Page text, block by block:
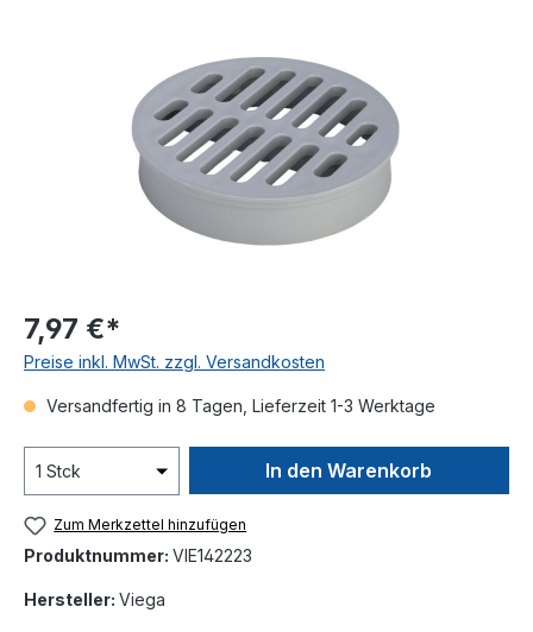
7,97 €*
Preise inkl. MwSt. zzgl. Versandkosten
Versandfertig in 8 Tagen, Lieferzeit 1-3 Werktage
In den Warenkorb
Zum Merkzettel hinzufügen
Produktnummer: VIE142223
Hersteller: Viega